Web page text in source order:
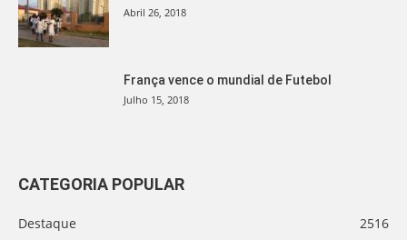
Abril 26, 2018
França vence o mundial de Futebol
Julho 15, 2018
CATEGORIA POPULAR
Destaque
2516